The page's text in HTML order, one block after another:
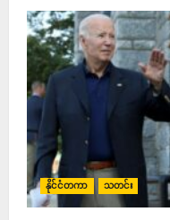
နိုင်ငံတကာ သတင်း